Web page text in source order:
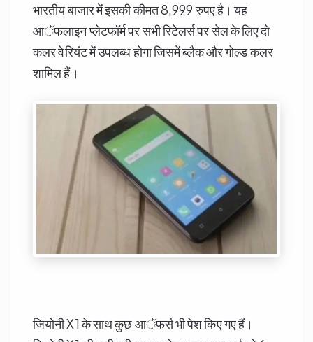
भारतीय बाजार में इसकी कीमत 8,999 रुपए है। यह
आॅफलाइन प्लेटफॉर्म पर सभी रिटेलर्स पर सेल के लिए दो
कलर वेरियंट में उपलब्ध होगा जिसमें ब्लैक और गोल्ड कलर
शामिल हैं।
जियोनी X1 के साथ कुछ आॅफर्स भी पेश किए गए हैं।